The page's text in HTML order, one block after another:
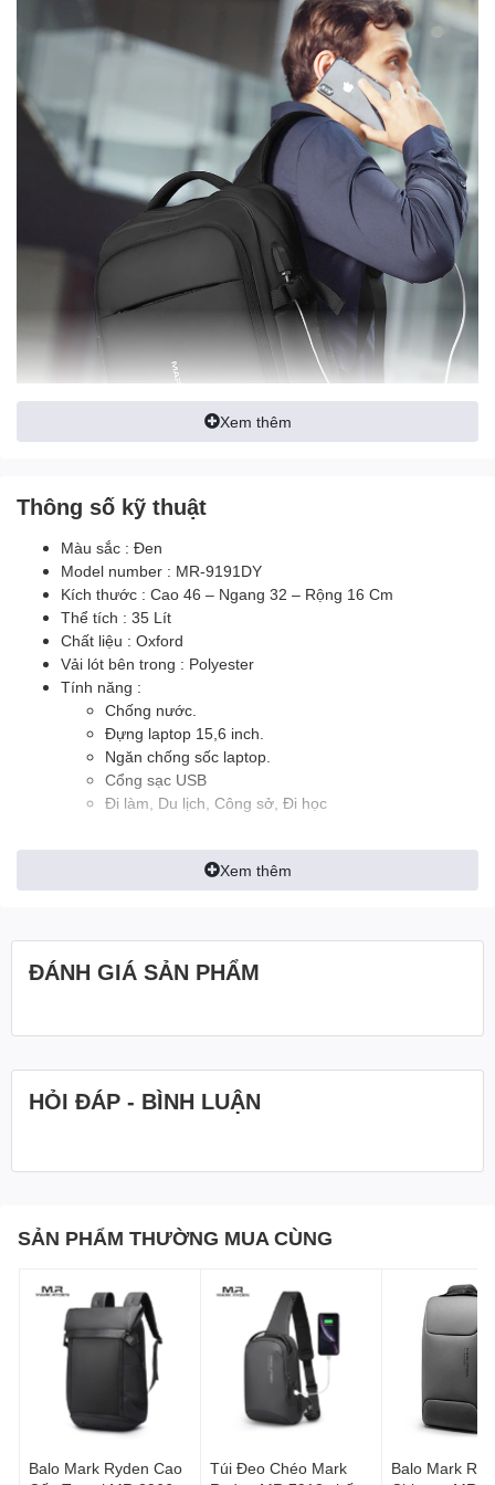
Xem thêm
Thông số kỹ thuật
Màu sắc : Đen
Model number : MR-9191DY
Kích thước : Cao 46 – Ngang 32 – Rộng 16 Cm
Thể tích : 35 Lít
Chất liệu : Oxford
Vải lót bên trong : Polyester
Tính năng :
Chống nước.
Đựng laptop 15,6 inch.
Ngăn chống sốc laptop.
Cổng sạc USB
Đi làm, Du lịch, Công sở, Đi học
Xem thêm
ĐÁNH GIÁ SẢN PHẨM
HỎI ĐÁP - BÌNH LUẬN
SẢN PHẨM THƯỜNG MUA CÙNG
Balo Mark Ryden Cao
Túi Đeo Chéo Mark
Balo Mark